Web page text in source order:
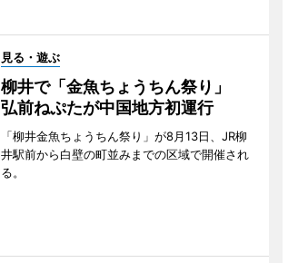
見る・遊ぶ
柳井で「金魚ちょうちん祭り」
弘前ねぷたが中国地方初運行
「柳井金魚ちょうちん祭り」が8月13日、JR柳
井駅前から白壁の町並みまでの区域で開催され
る。